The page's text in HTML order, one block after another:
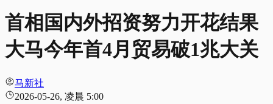
首相国内外招资努力开花结果
大马今年首4月贸易破1兆大关
马新社
2026-05-26, 凌晨 5:00